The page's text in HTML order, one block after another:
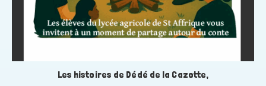
Les histoires de Dédé de la Cazotte,